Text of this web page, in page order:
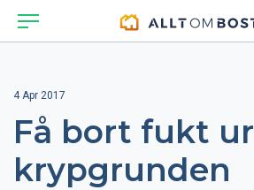
4 Apr 2017
Få bort fukt ur
krypgrunden